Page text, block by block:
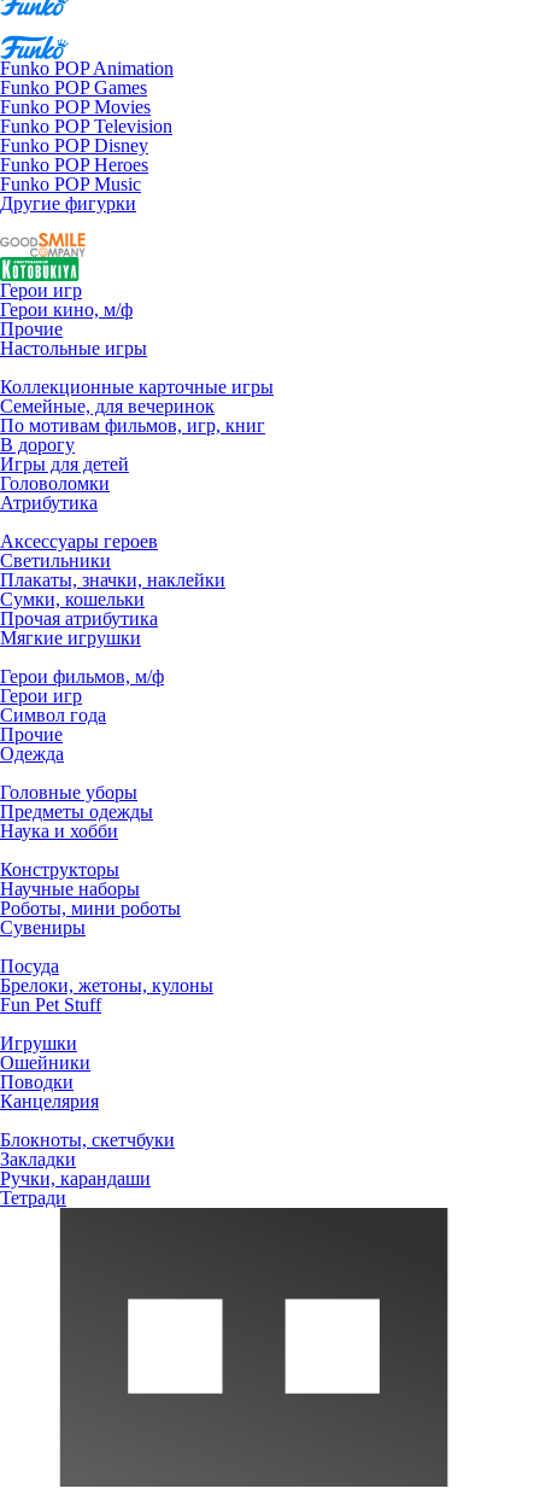
Funko POP Animation
Funko POP Games
Funko POP Movies
Funko POP Television
Funko POP Disney
Funko POP Heroes
Funko POP Music
Другие фигурки
Герои игр
Герои кино, м/ф
Прочие
Настольные игры
Коллекционные карточные игры
Семейные, для вечеринок
По мотивам фильмов, игр, книг
В дорогу
Игры для детей
Головоломки
Атрибутика
Аксессуары героев
Светильники
Плакаты, значки, наклейки
Сумки, кошельки
Прочая атрибутика
Мягкие игрушки
Герои фильмов, м/ф
Герои игр
Символ года
Прочие
Одежда
Головные уборы
Предметы одежды
Наука и хобби
Конструкторы
Научные наборы
Роботы, мини роботы
Сувениры
Посуда
Брелоки, жетоны, кулоны
Fun Pet Stuff
Игрушки
Ошейники
Поводки
Канцелярия
Блокноты, скетчбуки
Закладки
Ручки, карандаши
Тетради